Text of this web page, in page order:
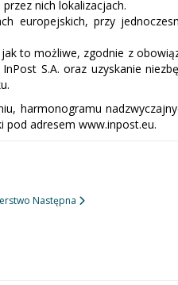
nich lokalizacjach.
europejskich, przy
to możliwe, zgodnie z
S.A. oraz uzyskanie
harmonogramu
pod adresem www.inpost.eu.
Następna